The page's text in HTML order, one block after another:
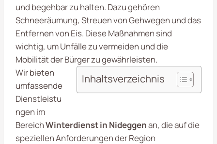
und begehbar zu halten. Dazu gehören
Schneeräumung, Streuen von Gehwegen und das
Entfernen von Eis. Diese Maßnahmen sind
wichtig, um Unfälle zu vermeiden und die
Mobilität der Bürger zu gewährleisten.
Inhaltsverzeichnis
Wir bieten
umfassende
Dienstleistu
ngen im
BereichWinterdienst in Nideggenan, die auf die
speziellen Anforderungen der Region